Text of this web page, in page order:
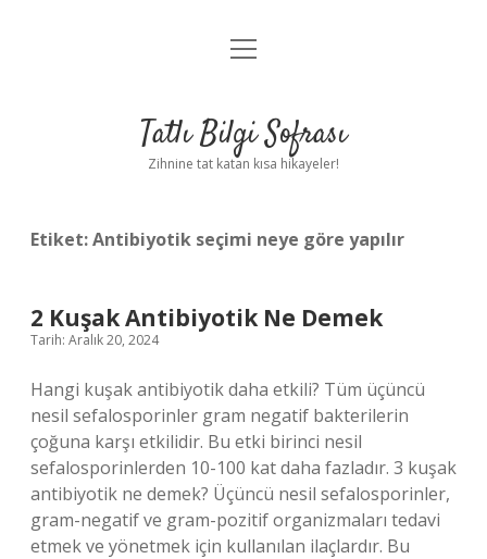
Anasayfa
Yasal Uyarı
menüyü
Tatlı Bilgi Sofrası
Zihnine tat katan kısa hikayeler!
Etiket:Antibiyotik seçimi neye göre yapılır
2 Kuşak Antibiyotik Ne Demek
Tarih: Aralık 20, 2024
Hangi kuşak antibiyotik daha etkili? Tüm üçüncü
nesil sefalosporinler gram negatif bakterilerin
çoğuna karşı etkilidir. Bu etki birinci nesil
sefalosporinlerden 10-100 kat daha fazladır. 3 kuşak
antibiyotik ne demek? Üçüncü nesil sefalosporinler,
gram-negatif ve gram-pozitif organizmaları tedavi
etmek ve yönetmek için kullanılan ilaçlardır. Bu